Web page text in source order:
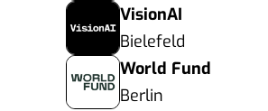
VisionAI
Bielefeld
World Fund
Berlin